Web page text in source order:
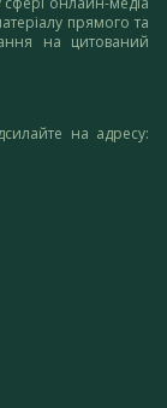
прямого та
на цитований
на адресу: